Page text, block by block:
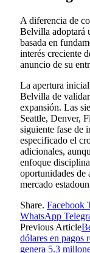
A diferencia de
Belvilla adoptará
basada en
interés creciente
anuncio de su
La apertura
Belvilla de
expansión. Las
Seattle, Denver,
siguiente fase de
especificado el
adicionales,
enfoque
oportunidades de
mercado
Share. Facebook
WhatsApp
Previous Article
dólares en pagos
genera 5.3